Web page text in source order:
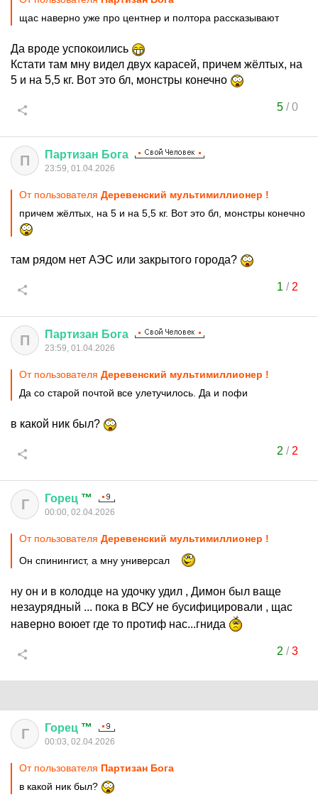
щас наверно уже про центнер и полтора рассказывают
Да вроде успокоились
Кстати там мну видел двух карасей, причем жёлтых, на
5 и на 5,5 кг. Вот это бл, монстры конечно
5/0
П Партизан Бога
23:59, 01.04.2026
От пользователя Деревенский мультимиллионер !
причем жёлтых, на 5 и на 5,5 кг. Вот это бл, монстры конечно
там рядом нет АЭС или закрытого города?
1 / 2
П Партизан Бога
23:59, 01.04.2026
От пользователя Деревенский мультимиллионер !
Да со старой почтой все улетучилось. Да и пофи
в какой ник был?
2 / 2
Г Горец ™
00:00, 02.04.2026
От пользователя Деревенский мультимиллионер !
Он спинингист, а мну универсал
ну он и в колодце на удочку удил , Димон был ваще
незаурядный ... пока в ВСУ не бусифицировали , щас
наверно воюет где то протиф нас...гнида
2 /3
Г Горец ™
00:03, 02.04.2026
От пользователя Партизан Бога
в какой ник был?